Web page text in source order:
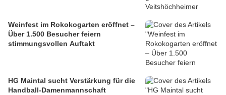
Weinfest im Rokokogarten eröffnet –
Über 1.500 Besucher feiern
stimmungsvollen Auftakt
HG Maintal sucht Verstärkung für die
Handball-Damenmannschaft